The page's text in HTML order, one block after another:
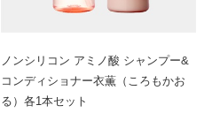
ノンシリコン アミノ酸 シャンプー&
コンディショナー衣薫（ころもかお
る）各1本セット